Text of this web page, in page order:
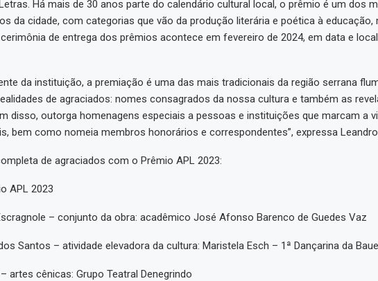
Há mais de 30 anos parte do calendário cultural local, o prêmio é um dos
da cidade, com categorias que vão da produção literária e poética à educação,
de entrega dos prêmios acontece em fevereiro de 2024, em data e
da instituição, a premiação é uma das mais tradicionais da região serrana
de agraciados: nomes consagrados da nossa cultura e também as
disso, outorga homenagens especiais a pessoas e instituições que marcam a
bem como nomeia membros honorários e correspondentes”, expressa
de agraciados com o Prêmio APL 2023:
APL 2023
– conjunto da obra: acadêmico José Afonso Barenco de Guedes Vaz
Santos – atividade elevadora da cultura: Maristela Esch – 1ª Dançarina da
artes cênicas: Grupo Teatral Denegrindo